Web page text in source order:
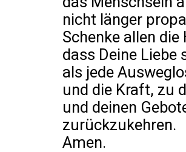
nicht länger
Schenke allen
dass Deine Liebe
als jede
und die Kraft, zu
und deinen
zurückzukehren.
Amen.